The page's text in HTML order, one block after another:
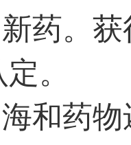
药。
。
和药